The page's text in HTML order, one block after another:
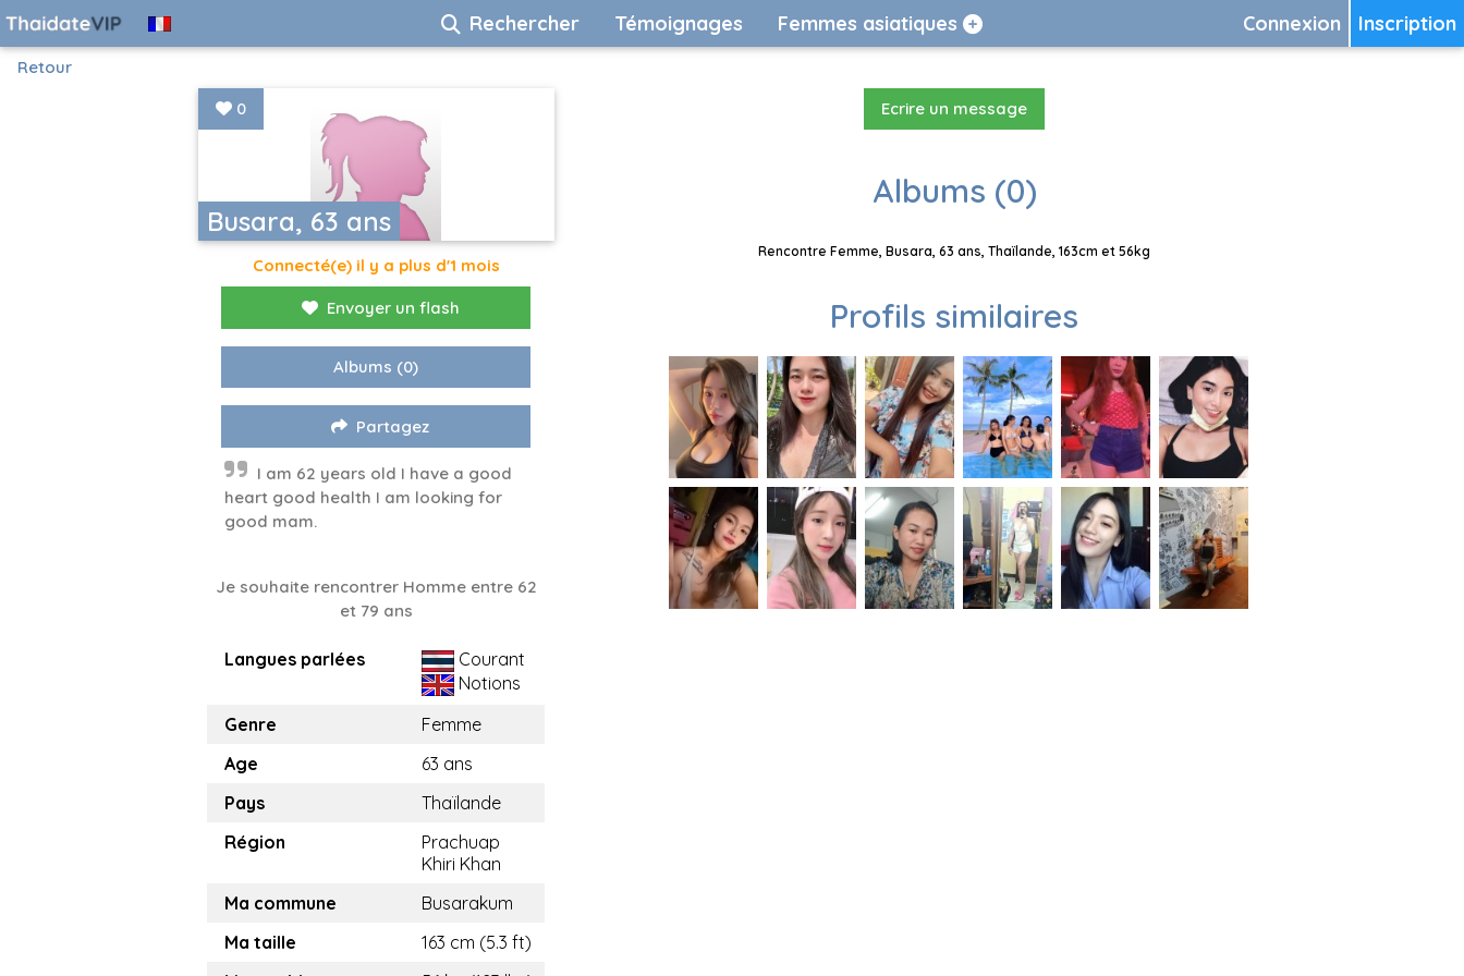
Inscription
Connexion
Rechercher Témoignages Femmes asiatiques
Retour
Busara, 63 ans
0
Connecté(e) il y a plus d'1 mois
Envoyer un flash
Albums (0)
Partagez
I am 62 years old I have a good
heart good health I am looking for
good mam.
Je souhaite rencontrer Homme entre 62
et 79 ans
Langues parlées
Courant
Notions
Genre
Femme
Age
63 ans
Pays
Thaïlande
Région
Prachuap
Khiri Khan
Ma commune
Busarakum
Ma taille
163 cm (5.3 ft)
Ecrire un message
Albums (0)
Rencontre Femme, Busara, 63 ans, Thaïlande, 163cm et 56kg
Profils similaires